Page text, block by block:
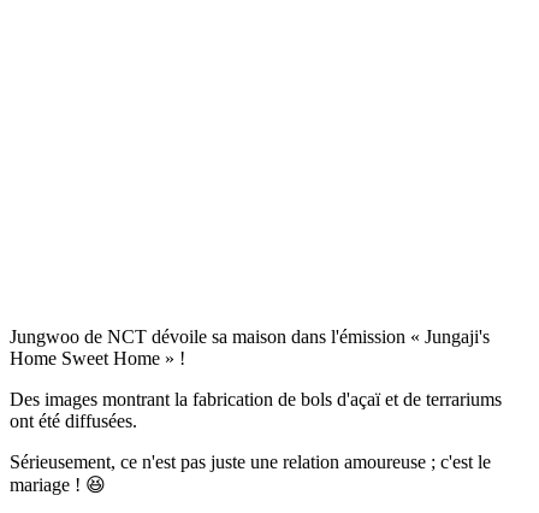
Jungwoo de NCT dévoile sa maison dans l'émission « Jungaji's
Home Sweet Home » !
Des images montrant la fabrication de bols d'açaï et de terrariums
ont été diffusées.
Sérieusement, ce n'est pas juste une relation amoureuse ; c'est le
mariage ! 😆